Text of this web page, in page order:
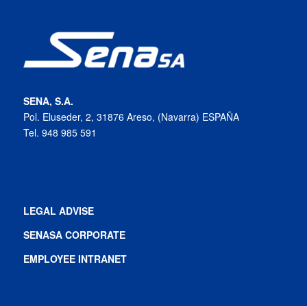
SENA, S.A.
Pol. Eluseder, 2, 31876 Areso, (Navarra) ESPAÑA
Tel. 948 985 591
LEGAL ADVISE
SENASA CORPORATE
EMPLOYEE INTRANET